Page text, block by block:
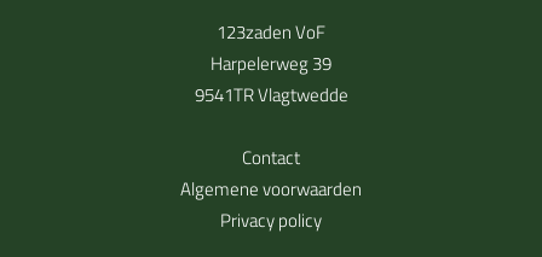
123zaden VoF
Harpelerweg 39
9541TR Vlagtwedde
Contact
Algemene voorwaarden
Privacy policy